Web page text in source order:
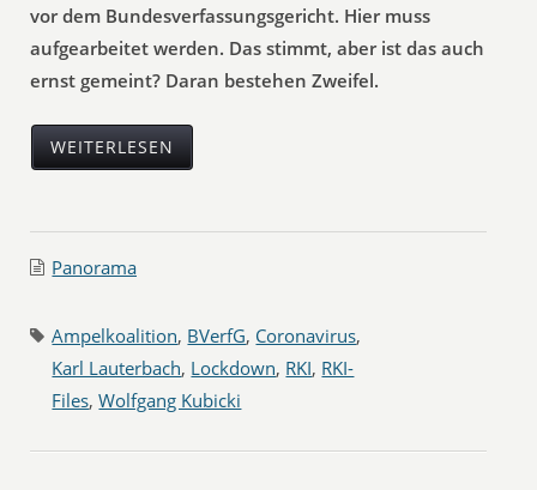
vor dem Bundesverfassungsgericht. Hier muss
aufgearbeitet werden. Das stimmt, aber ist das auch
ernst gemeint? Daran bestehen Zweifel.
WEITERLESEN
Panorama
Ampelkoalition, BVerfG, Coronavirus,
Karl Lauterbach, Lockdown, RKI, RKI-
Files,Wolfgang Kubicki